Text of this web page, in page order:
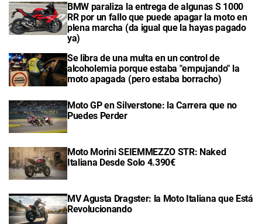
BMW paraliza la entrega de algunas S 1000
RR por un fallo que puede apagar la moto en
plena marcha (da igual que la hayas pagado
ya)
Se libra de una multa en un control de
alcoholemia porque estaba "empujando" la
moto apagada (pero estaba borracho)
Moto GP en Silverstone: la Carrera que no
Puedes Perder
Moto Morini SEIEMMEZZO STR: Naked
Italiana Desde Solo 4.390€
MV Agusta Dragster: la Moto Italiana que Está
Revolucionando